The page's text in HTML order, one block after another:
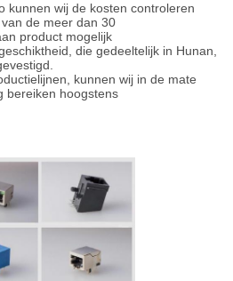
kunnen wij de kosten controleren
de meer dan 30
product mogelijk
die gedeeltelijk in Hunan,
kunnen wij in de mate
bereiken hoogstens